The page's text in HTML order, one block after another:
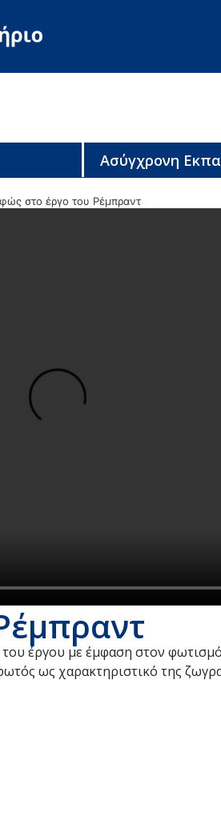
Ασύγχρονη
στο έργο του Ρέμπραντ
του έργου με έμφαση στον
ως χαρακτηριστικό της